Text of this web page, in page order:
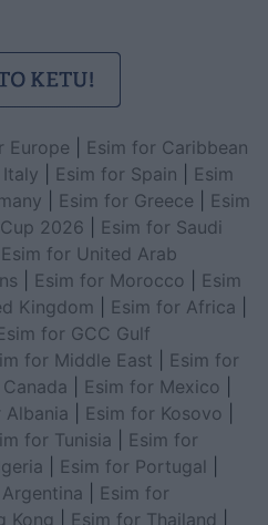
Europe
Esim for Caribbean
Esim for Spain
Esim
Esim for Greece
Esim
2026
Esim for Saudi
Esim for United Arab
Esim for Morocco
Esim
Kingdom Esim for Africa
for GCC Gulf
for Middle East
Esim for
Esim for Mexico
Albania Esim for Kosovo
for Tunisia
Esim for
Esim for Portugal
Esim for
Kong Esim for Thailand